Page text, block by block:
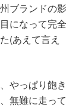
ブランドの影
になって完全
(あえて言え
やっぱり飽き
無難に走って